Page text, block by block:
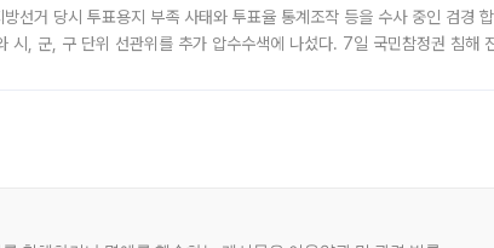
선거 당시 투표용지 부족 사태와 투표율 통계조작 등을 수사 중인 검경 합
시, 군, 구 단위 선관위를 추가 압수수색에 나섰다. 7일 국민참정권 침해